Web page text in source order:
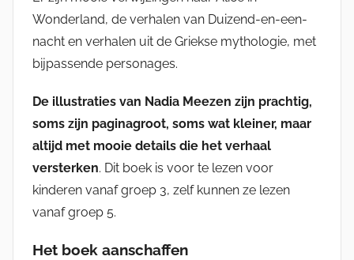
Wonderland, de verhalen van Duizend-en-een-
nacht en verhalen uit de Griekse mythologie, met
bijpassende personages.
De illustraties van Nadia Meezen zijn prachtig,
soms zijn paginagroot, soms wat kleiner, maar
altijd met mooie details die het verhaal
versterken. Dit boek is voor te lezen voor
kinderen vanaf groep 3, zelf kunnen ze lezen
vanaf groep 5.
Het boek aanschaffen